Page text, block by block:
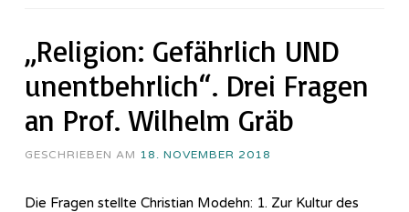
„Religion: Gefährlich UND
unentbehrlich“. Drei Fragen
an Prof. Wilhelm Gräb
GESCHRIEBEN AM 18. NOVEMBER 2018
Die Fragen stellte Christian Modehn: 1. Zur Kultur des